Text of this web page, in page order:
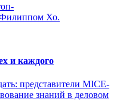
Хо.
и каждого
представители MICE-
знаний в деловом